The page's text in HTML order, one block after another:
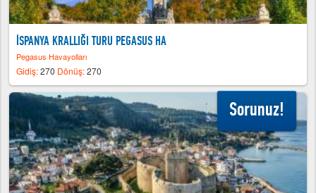
İSPANYA KRALLIĞI TURU PEGASUS HA
Pegasus Havayolları
Gidiş:270 Dönüş:270
Sorunuz!